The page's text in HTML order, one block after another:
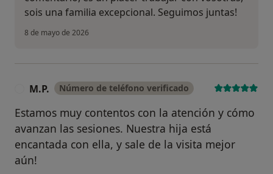
sois una familia excepcional. Seguimos juntas!
8 de mayo de 2026
M.P. Número de teléfono verificado
Estamos muy contentos con la atención y cómo
avanzan las sesiones. Nuestra hija está
encantada con ella, y sale de la visita mejor
aún!